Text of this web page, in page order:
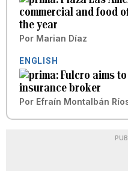
commercial and food
the year
Por Marian Díaz
ENGLISH
Fulcro aims
insurance broker
Por Efraín Montalbán